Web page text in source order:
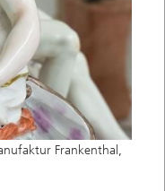
Frankenthal,